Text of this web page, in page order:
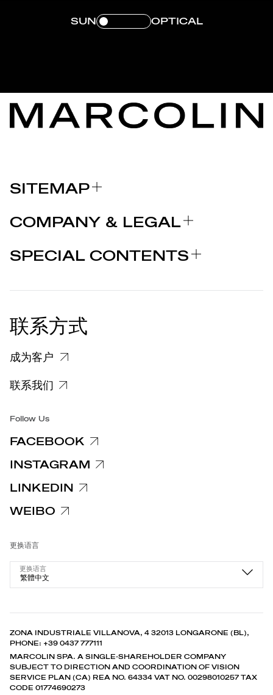
SUN OPTICAL
SITEMAP
品牌
新闻发布
COMPANY & LEGAL
法律声明
关于投诉个人数据处理的信息
集团/无障碍
SPECIAL CONTENTS
EU DECLARATION OF
新闻发布
联系方式
成为客户
联系我们
Follow Us
FACEBOOK
INSTAGRAM
LINKEDIN
WEIBO
更换语言
更换语言
繁體中文
ZONA INDUSTRIALE VILLANOVA, 4 32013 LONGARONE (BL),
PHONE: +39 0437 777111
MARCOLIN SPA. A SINGLE-SHAREHOLDER COMPANY
SUBJECT TO DIRECTION AND COORDINATION OF VISION
SERVICE PLAN (CA) REA NO. 64334 VAT NO. 00298010257 TAX
CODE 01774690273